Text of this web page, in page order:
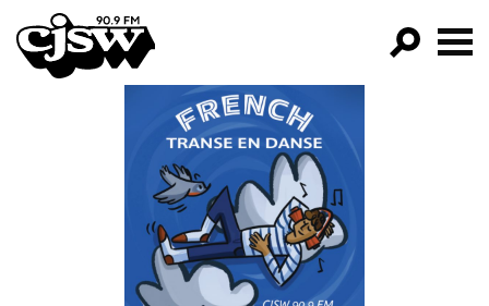
CJSW
PROGRAMS
EPISODES
NEWS